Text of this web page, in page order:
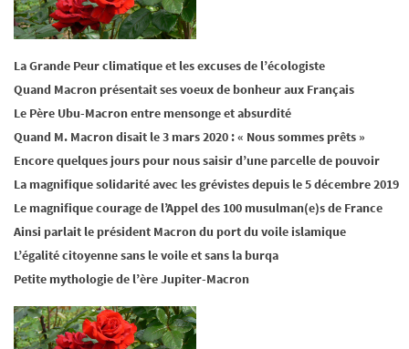
La Grande Peur climatique et les excuses de l’écologiste
Quand Macron présentait ses voeux de bonheur aux Français
Le Père Ubu-Macron entre mensonge et absurdité
Quand M. Macron disait le 3 mars 2020 : « Nous sommes prêts »
Encore quelques jours pour nous saisir d’une parcelle de pouvoir
La magnifique solidarité avec les grévistes depuis le 5 décembre 2019
Le magnifique courage de l’Appel des 100 musulman(e)s de France
Ainsi parlait le président Macron du port du voile islamique
L’égalité citoyenne sans le voile et sans la burqa
Petite mythologie de l’ère Jupiter-Macron